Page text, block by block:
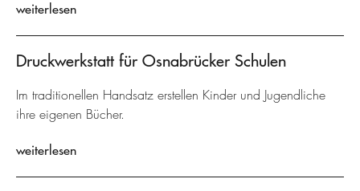
weiterlesen
Druckwerkstatt für Osnabrücker Schulen
Im traditionellen Handsatz erstellen Kinder und Jugendliche
ihre eigenen Bücher.
weiterlesen